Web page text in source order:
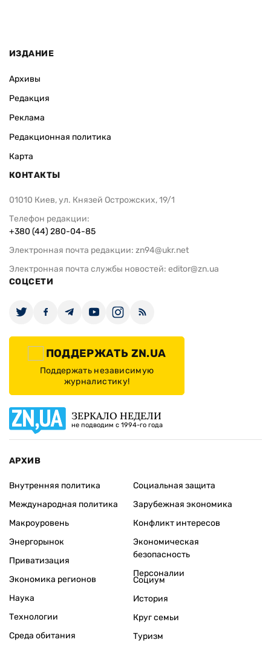
ИЗДАНИЕ
Архивы
Редакция
Реклама
Редакционная политика
Карта
КОНТАКТЫ
01010 Киев, ул. Князей Острожских, 19/1
Телефон редакции:
+380 (44) 280-04-85
Электронная почта редакции: zn94@ukr.net
Электронная почта службы новостей: editor@zn.ua
СОЦСЕТИ
ПОДДЕРЖАТЬ ZN.UA
Поддержать независимую
журналистику!
ЗЕРКАЛО НЕДЕЛИ
не подводим с 1994-го года
АРХИВ
Внутренняя политика
Международная политика
Макроуровень
Энергорынок
Приватизация
Экономика регионов
Социальная защита
Зарубежная экономика
Конфликт интересов
Экономическая
безопасность
Персоналии
Наука
Технологии
Среда обитания
Социум
История
Круг семьи
Туризм